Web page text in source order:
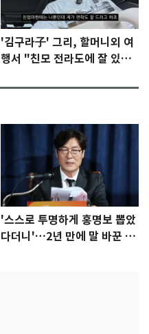
'김구라子' 그리, 할머니외 여
행서 "친모 전라도에 잘 있
'스스로 투명하게 홍명보 뽑았
다더니'…2년 만에 말 바꾼 이